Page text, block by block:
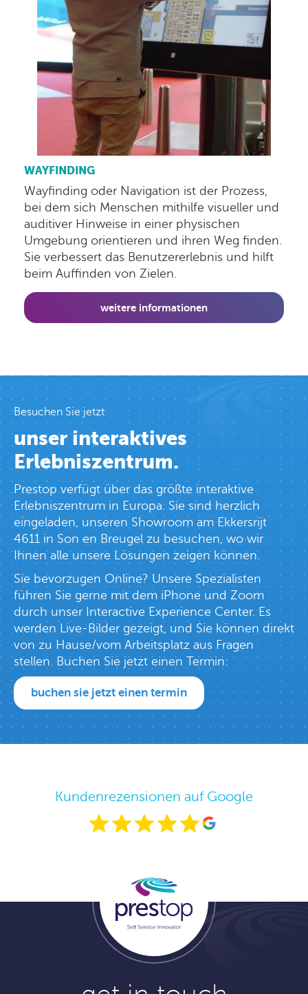
WAYFINDING
Wayfinding oder Navigation ist der Prozess,
bei dem sich Menschen mithilfe visueller und
auditiver Hinweise in einer physischen
Umgebung orientieren und ihren Weg finden.
Sie verbessert das Benutzererlebnis und hilft
beim Auffinden von Zielen.
weitere informationen
Besuchen Sie jetzt
unser interaktives
Erlebniszentrum.
Prestop verfügt über das größte interaktive
Erlebniszentrum in Europa. Sie sind herzlich
eingeladen, unseren Showroom am Ekkersrijt
4611 in Son en Breugel zu besuchen, wo wir
Ihnen alle unsere Lösungen zeigen können.
Sie bevorzugen Online? Unsere Spezialisten
führen Sie gerne mit dem iPhone und Zoom
durch unser Interactive Experience Center. Es
werden Live-Bilder gezeigt, und Sie können direkt
von zu Hause/vom Arbeitsplatz aus Fragen
stellen. Buchen Sie jetzt einen Termin:
buchen sie jetzt einen termin
Kundenrezensionen auf Google